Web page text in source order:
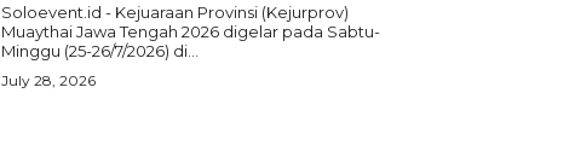
Soloevent.id - Kejuaraan Provinsi (Kejurprov)
Muaythai Jawa Tengah 2026 digelar pada Sabtu-
Minggu (25-26/7/2026) di...
July 28, 2026